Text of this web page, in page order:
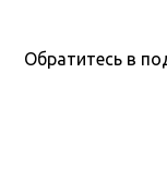
Обратитесь в